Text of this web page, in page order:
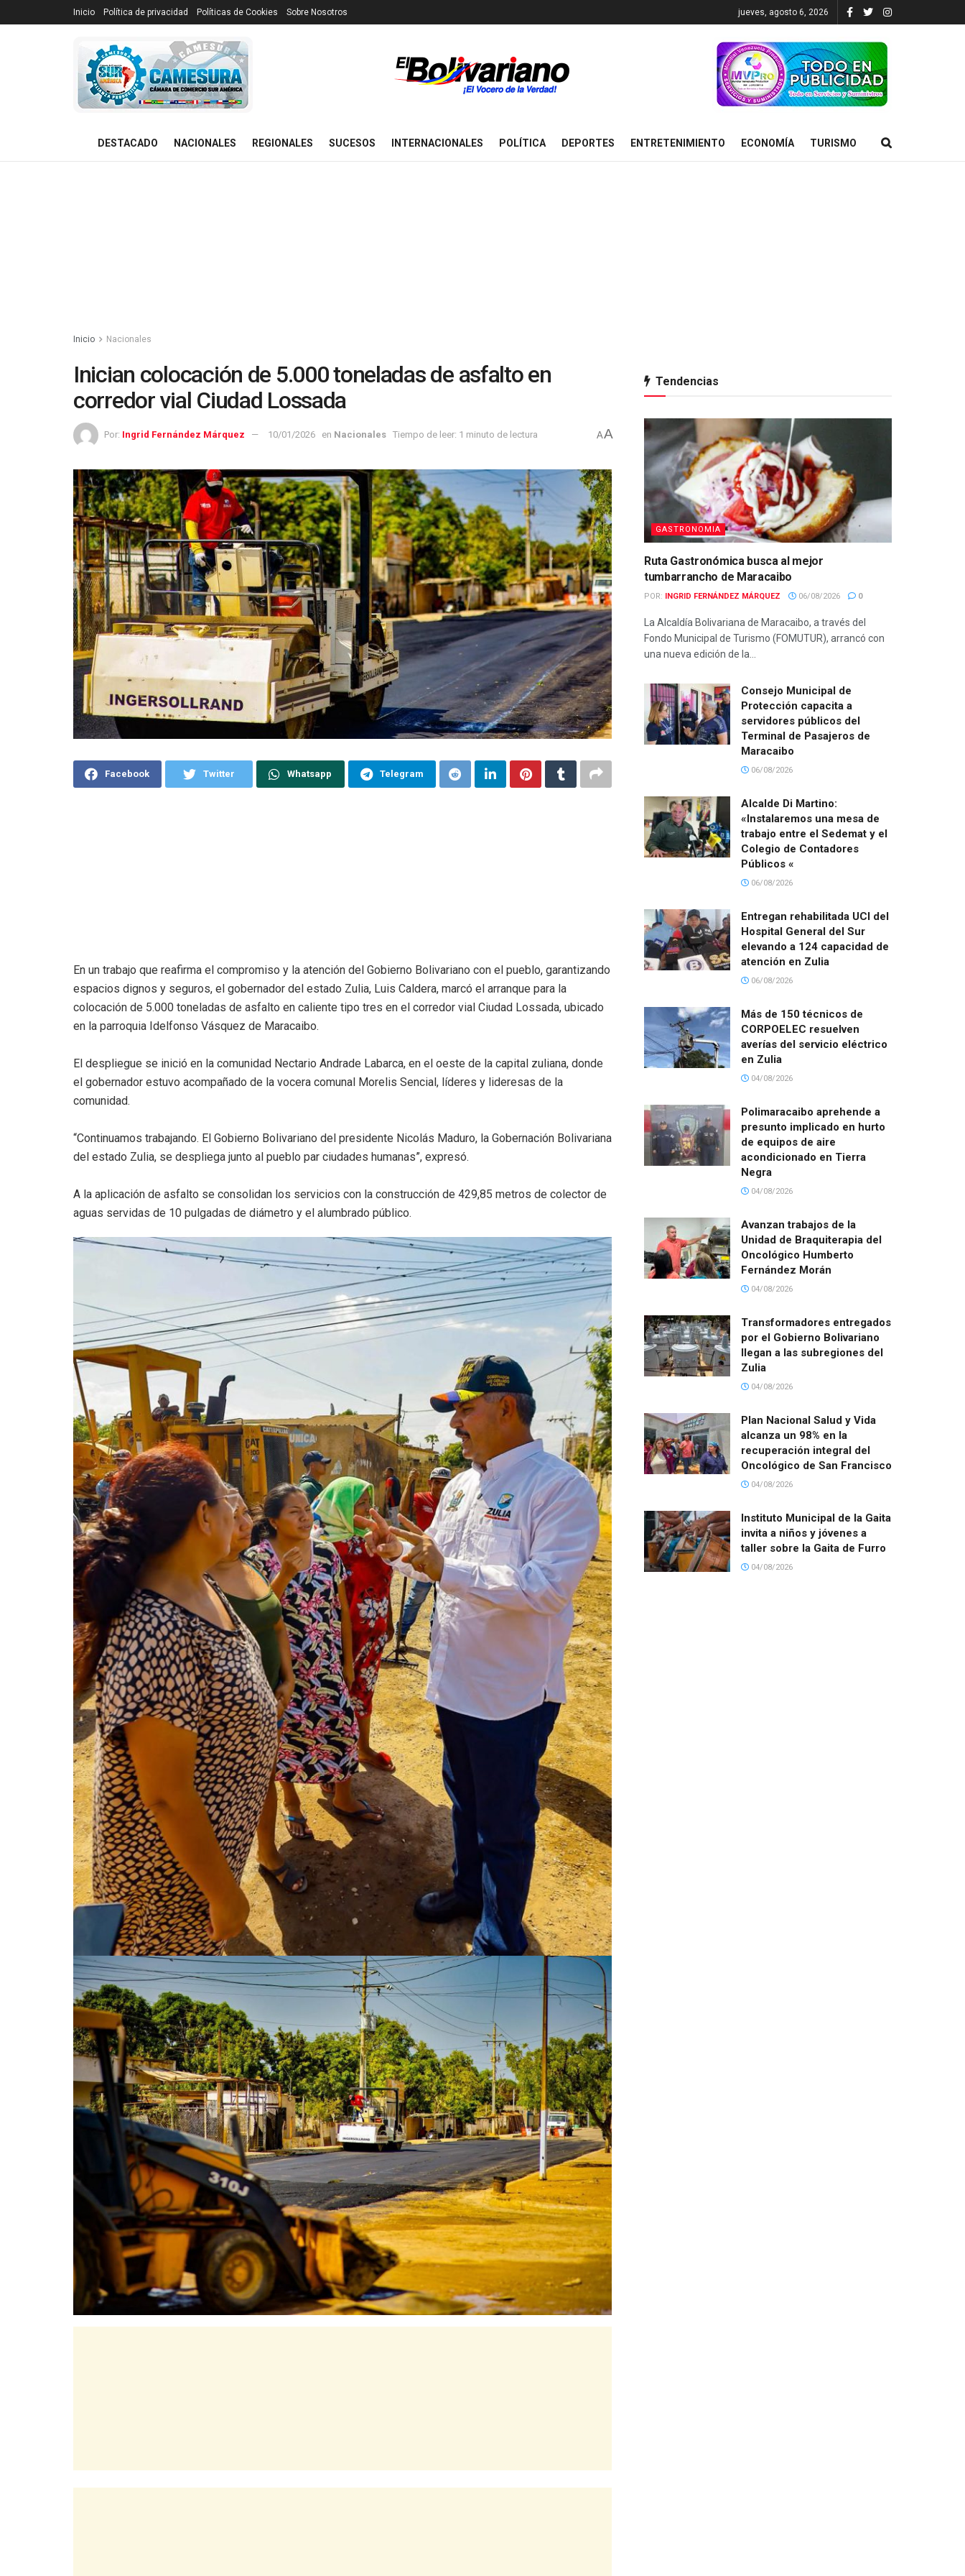
Inicio Política de privacidad Políticas de Cookies Sobre Nosotros jueves, agosto 6, 2026
DESTACADO NACIONALES REGIONALES SUCESOS INTERNACIONALES POLÍTICA DEPORTES ENTRETENIMIENTO ECONOMÍA TURISMO
Inicio Nacionales
Inician colocación de 5.000 toneladas de asfalto en
corredor vial Ciudad Lossada
Por: Ingrid Fernández Márquez 10/01/2026 en Nacionales Tiempo de leer: 1 minuto de lectura AA
Facebook Twitter Whatsapp Telegram
En un trabajo que reafirma el compromiso y la atención del Gobierno Bolivariano con el pueblo, garantizando
espacios dignos y seguros, el gobernador del estado Zulia, Luis Caldera, marcó el arranque para la
colocación de 5.000 toneladas de asfalto en caliente tipo tres en el corredor vial Ciudad Lossada, ubicado
en la parroquia Idelfonso Vásquez de Maracaibo.
El despliegue se inició en la comunidad Nectario Andrade Labarca, en el oeste de la capital zuliana, donde
el gobernador estuvo acompañado de la vocera comunal Morelis Sencial, líderes y lideresas de la
comunidad.
“Continuamos trabajando. El Gobierno Bolivariano del presidente Nicolás Maduro, la Gobernación Bolivariana
del estado Zulia, se despliega junto al pueblo par ciudades humanas”, expresó.
A la aplicación de asfalto se consolidan los servicios con la construcción de 429,85 metros de colector de
aguas servidas de 10 pulgadas de diámetro y el alumbrado público.
Tendencias
GASTRONOMIA
Ruta Gastronómica busca al mejor
tumbarrancho de Maracaibo
POR: INGRID FERNÁNDEZ MÁRQUEZ 06/08/2026 0
La Alcaldía Bolivariana de Maracaibo, a través del
Fondo Municipal de Turismo (FOMUTUR), arrancó con
una nueva edición de la...
Consejo Municipal de
Protección capacita a
servidores públicos del
Terminal de Pasajeros de
Maracaibo
06/08/2026
Alcalde Di Martino:
«Instalaremos una mesa de
trabajo entre el Sedemat y el
Colegio de Contadores
Públicos «
06/08/2026
Entregan rehabilitada UCI del
Hospital General del Sur
elevando a 124 capacidad de
atención en Zulia
06/08/2026
Más de 150 técnicos de
CORPOELEC resuelven
averías del servicio eléctrico
en Zulia
04/08/2026
Polimaracaibo aprehende a
presunto implicado en hurto
de equipos de aire
acondicionado en Tierra
Negra
04/08/2026
Avanzan trabajos de la
Unidad de Braquiterapia del
Oncológico Humberto
Fernández Morán
04/08/2026
Transformadores entregados
por el Gobierno Bolivariano
llegan a las subregiones del
Zulia
04/08/2026
Plan Nacional Salud y Vida
alcanza un 98% en la
recuperación integral del
Oncológico de San Francisco
04/08/2026
Instituto Municipal de la Gaita
invita a niños y jóvenes a
taller sobre la Gaita de Furro
04/08/2026